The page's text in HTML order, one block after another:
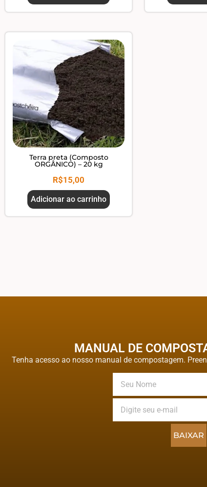
Terra preta (Composto
ORGÂNICO) – 20 kg
R$15,00
Adicionar ao carrinho
MANUAL DE
Tenha acesso ao nosso manual de compostagem.
BAIXAR